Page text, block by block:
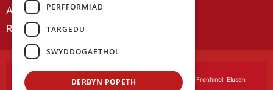
Astudiaethau Cymreig
Rhwydwaith Ymchwil Gyrfa Cynnar
Cymdeithas Ddysgedig Cymru, corfforedig drwy Siarter Frenhinol. Elusen
PERFFORMIAD
TARGEDU
SWYDDOGAETHOL
DERBYN POPETH